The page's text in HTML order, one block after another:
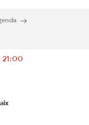
21:00